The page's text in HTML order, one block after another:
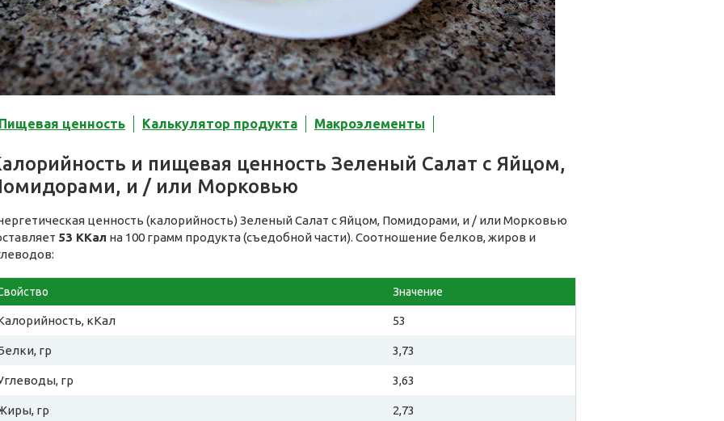
ценность Калькулятор продукта Макроэлементы
и пищевая ценность Зеленый Салат с Яйцом,
и / или Морковью
ценность (калорийность) Зеленый Салат с Яйцом, Помидорами, и / или Морковью
53 ККал на 100 грамм продукта (съедобной части). Соотношение белков, жиров и
Значение
кКал 53
гр 3,73
гр 3,63
гр 2,73